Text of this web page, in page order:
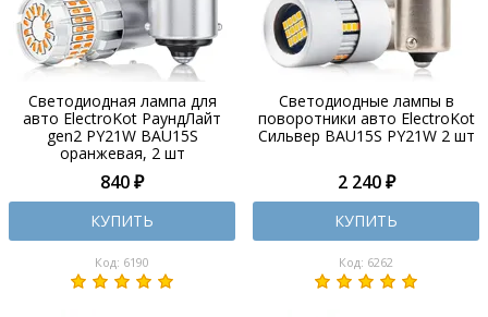
Светодиодная лампа для
авто ElectroKot РаундЛайт
gen2 PY21W BAU15S
оранжевая, 2 шт
840 ₽
КУПИТЬ
Код: 6190
Светодиодные лампы в
поворотники авто ElectroKot
Сильвер BAU15S PY21W 2 шт
2 240 ₽
КУПИТЬ
Код: 6262